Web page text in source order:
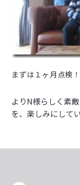
まずは１ヶ月点検！
よりN様らしく素
を、楽しみにして